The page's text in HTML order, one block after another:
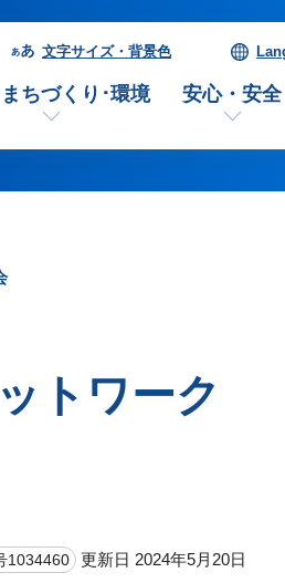
文字サイズ・背景色
ちづくり･環境 安心・安全
トワーク
1034460 更新日 2024年5月20日